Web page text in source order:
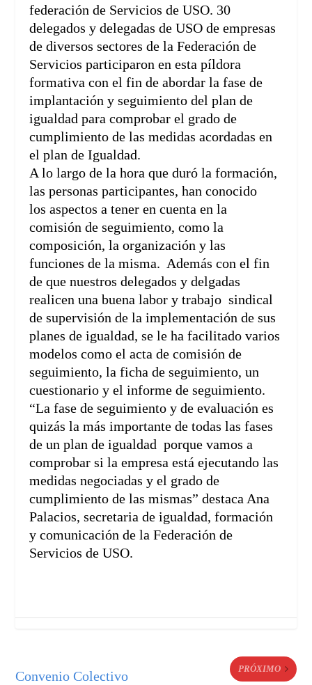
federación de Servicios de USO. 30
delegados y delegadas de USO de empresas
de diversos sectores de la Federación de
Servicios participaron en esta píldora
formativa con el fin de abordar la fase de
implantación y seguimiento del plan de
igualdad para comprobar el grado de
cumplimiento de las medidas acordadas en
el plan de Igualdad.
A lo largo de la hora que duró la formación,
las personas participantes, han conocido
los aspectos a tener en cuenta en la
comisión de seguimiento, como la
composición, la organización y las
funciones de la misma. Además con el fin
de que nuestros delegados y delgadas
realicen una buena labor y trabajo sindical
de supervisión de la implementación de sus
planes de igualdad, se le ha facilitado varios
modelos como el acta de comisión de
seguimiento, la ficha de seguimiento, un
cuestionario y el informe de seguimiento.
“La fase de seguimiento y de evaluación es
quizás la más importante de todas las fases
de un plan de igualdad porque vamos a
comprobar si la empresa está ejecutando las
medidas negociadas y el grado de
cumplimiento de las mismas” destaca Ana
Palacios, secretaria de igualdad, formación
y comunicación de la Federación de
Servicios de USO.
Convenio Colectivo
PRÓXIMO